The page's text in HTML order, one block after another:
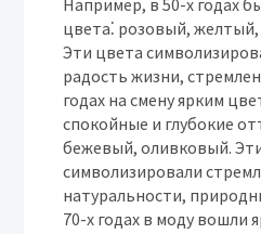
Например, в 50-х годах
цвета⁚ розовый, желтый,
Эти цвета
радость жизни,
годах на смену ярким
спокойные и глубокие
бежевый, оливковый.
символизировали
натуральности,
70-х годах в моду вошли